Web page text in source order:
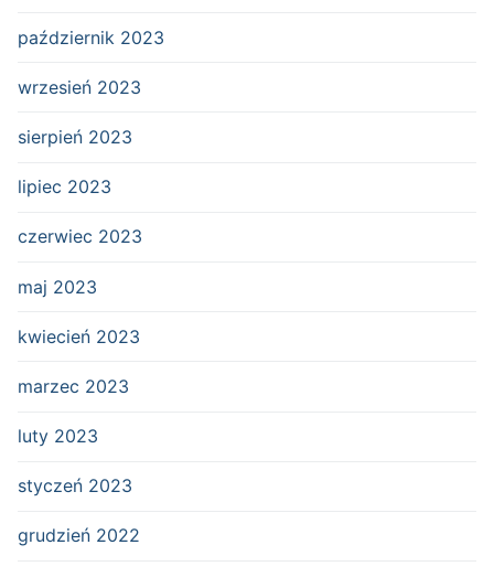
październik 2023
wrzesień 2023
sierpień 2023
lipiec 2023
czerwiec 2023
maj 2023
kwiecień 2023
marzec 2023
luty 2023
styczeń 2023
grudzień 2022